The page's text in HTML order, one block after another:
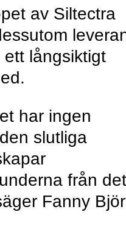
av Siltectra
långsiktigt
har ingen
slutliga
från det
Fanny